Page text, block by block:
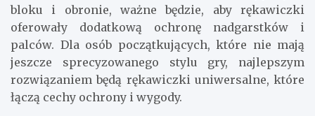
bloku i obronie, ważne będzie, aby rękawiczki
oferowały dodatkową ochronę nadgarstków i
palców. Dla osób początkujących, które nie mają
jeszcze sprecyzowanego stylu gry, najlepszym
rozwiązaniem będą rękawiczki uniwersalne, które
łączą cechy ochrony i wygody.